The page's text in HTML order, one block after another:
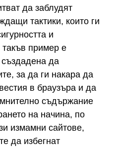
да заблудят
тактики, които ги
и
такъв пример е
да
за да ги накара да
в браузъра и да
съдържание
на начина, по
измамни сайтове,
да избегнат